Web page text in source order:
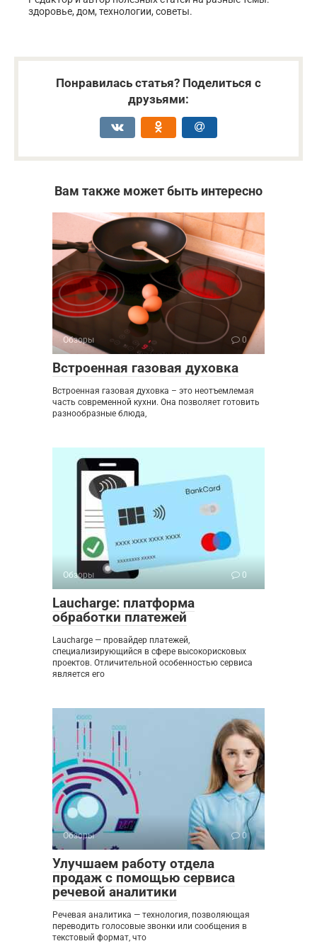
здоровье, дом, технологии, советы.
Понравилась статья? Поделиться с
друзьями:
Вам также может быть интересно
Обзоры 0
Встроенная газовая духовка
Встроенная газовая духовка – это неотъемлемая
часть современной кухни. Она позволяет готовить
разнообразные блюда,
Обзоры 0
Laucharge: платформа
обработки платежей
Laucharge — провайдер платежей,
специализирующийся в сфере высокорисковых
проектов. Отличительной особенностью сервиса
является его
Обзоры 0
Улучшаем работу отдела
продаж с помощью сервиса
речевой аналитики
Речевая аналитика — технология, позволяющая
переводить голосовые звонки или сообщения в
текстовый формат, что